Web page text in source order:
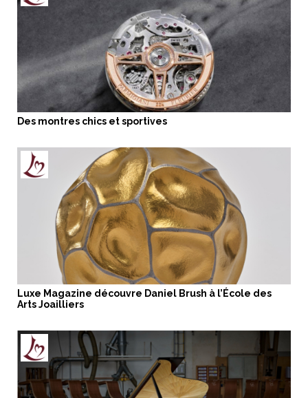
Des montres chics et sportives
Luxe Magazine découvre Daniel Brush à l’École des
Arts Joailliers